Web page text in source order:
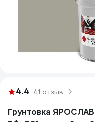
4.4 41 отзыв
Грунтовка